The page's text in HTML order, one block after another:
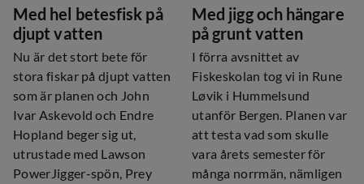
Med hel betesfisk på
djupt vatten
Nu är det stort bete för
stora fiskar på djupt vatten
som är planen och John
Ivar Askevold och Endre
Hopland beger sig ut,
utrustade med Lawson
PowerJigger-spön, Prey
Med jigg och hängare
på grunt vatten
I förra avsnittet av
Fiskeskolan tog vi in ​​Rune
Løvik i Hummelsund
utanför Bergen. Planen var
att testa vad som skulle
vara årets semester för
många norrmän, nämligen